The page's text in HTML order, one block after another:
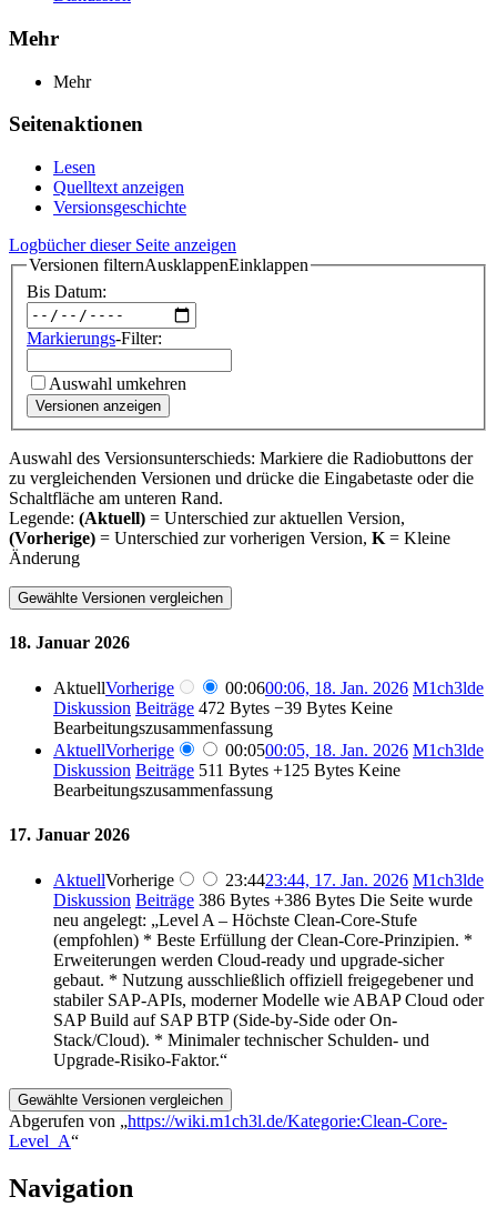
Mehr
Mehr
Seitenaktionen
Lesen
Quelltext anzeigen
Versionsgeschichte
Logbücher dieser Seite anzeigen
Versionen filternAusklappenEinklappen
Bis Datum:
Markierungs-Filter:
Auswahl umkehren
Versionen anzeigen
Auswahl des Versionsunterschieds: Markiere die Radiobuttons der
zu vergleichenden Versionen und drücke die Eingabetaste oder die
Schaltfläche am unteren Rand.
Legende: (Aktuell) = Unterschied zur aktuellen Version,
(Vorherige) = Unterschied zur vorherigen Version, K = Kleine
Änderung
18. Januar 2026
AktuellVorherige 00:0600:06, 18. Jan. 2026 M1ch3lde
Diskussion Beiträge 472 Bytes −39 Bytes Keine
Bearbeitungszusammenfassung
AktuellVorherige 00:0500:05, 18. Jan. 2026 M1ch3lde
Diskussion Beiträge 511 Bytes +125 Bytes Keine
Bearbeitungszusammenfassung
17. Januar 2026
AktuellVorherige 23:4423:44, 17. Jan. 2026 M1ch3lde
Diskussion Beiträge 386 Bytes +386 Bytes Die Seite wurde
neu angelegt: „Level A – Höchste Clean-Core-Stufe
(empfohlen) * Beste Erfüllung der Clean-Core-Prinzipien. *
Erweiterungen werden Cloud-ready und upgrade-sicher
gebaut. * Nutzung ausschließlich offiziell freigegebener und
stabiler SAP-APIs, moderner Modelle wie ABAP Cloud oder
SAP Build auf SAP BTP (Side-by-Side oder On-
Stack/Cloud). * Minimaler technischer Schulden- und
Upgrade-Risiko-Faktor.“
Abgerufen von „https://wiki.m1ch3l.de/Kategorie:Clean-Core-
Level_A“
Navigation